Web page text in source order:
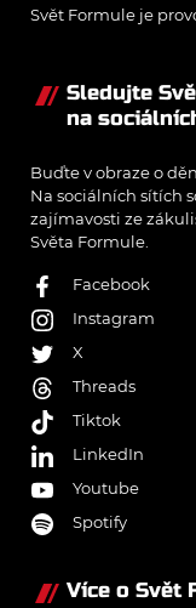
Svět Formule je
Sledujte
na
Buďte v obraze o
Na sociálních sítích
zajímavosti ze
Světa Formule.
Facebook
Instagram
X
Threads
Tiktok
LinkedIn
Youtube
Spotify
Více o Svět